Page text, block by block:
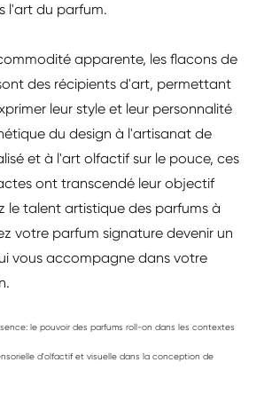
l'art du parfum.
apparente, les flacons de
des récipients d'art, permettant
leur style et leur personnalité
du design à l'artisanat de
et à l'art olfactif sur le pouce, ces
ont transcendé leur objectif
le talent artistique des parfums à
votre parfum signature devenir un
vous accompagne dans votre
le pouvoir des parfums roll-on dans les contextes
d'olfactif et visuelle dans la conception de